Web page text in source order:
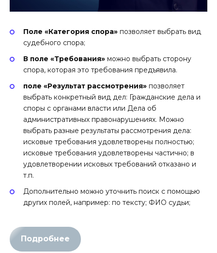
Поле «Категория спора» позволяет выбрать вид
судебного спора;
В поле «Требования» можно выбрать сторону
спора, которая это требования предъявила.
поле «Результат рассмотрения» позволяет
выбрать конкретный вид дел: Гражданские дела и
споры с органами власти или Дела об
административных правонарушениях. Можно
выбрать разные результаты рассмотрения дела:
исковые требования удовлетворены полностью;
исковые требования удовлетворены частично; в
удовлетворении исковых требований отказано и
т.п.
Дополнительно можно уточнить поиск с помощью
других полей, например: по тексту; ФИО судьи;
Подробнее